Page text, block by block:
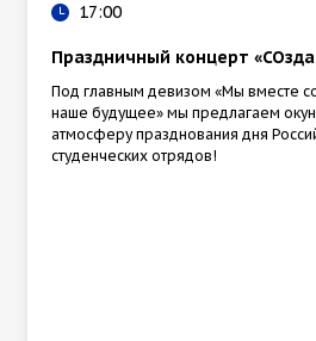
17:00
Праздничный концерт
Под главным девизом «Мы вместе
наше будущее» мы предлагаем
атмосферу празднования дня
студенческих отрядов!